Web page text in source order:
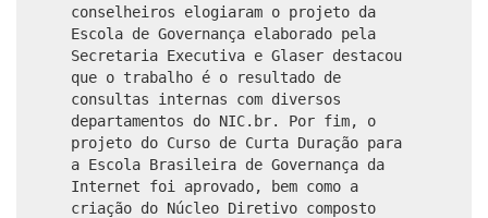
conselheiros elogiaram o projeto da
Escola de Governança elaborado pela
Secretaria Executiva e Glaser destacou
que o trabalho é o resultado de
consultas internas com diversos
departamentos do NIC.br. Por fim, o
projeto do Curso de Curta Duração para
a Escola Brasileira de Governança da
Internet foi aprovado, bem como a
criação do Núcleo Diretivo composto